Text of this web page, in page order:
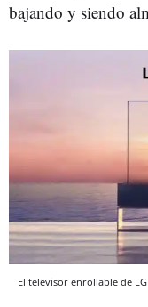
bajando y siendo
El televisor enrollable de LG